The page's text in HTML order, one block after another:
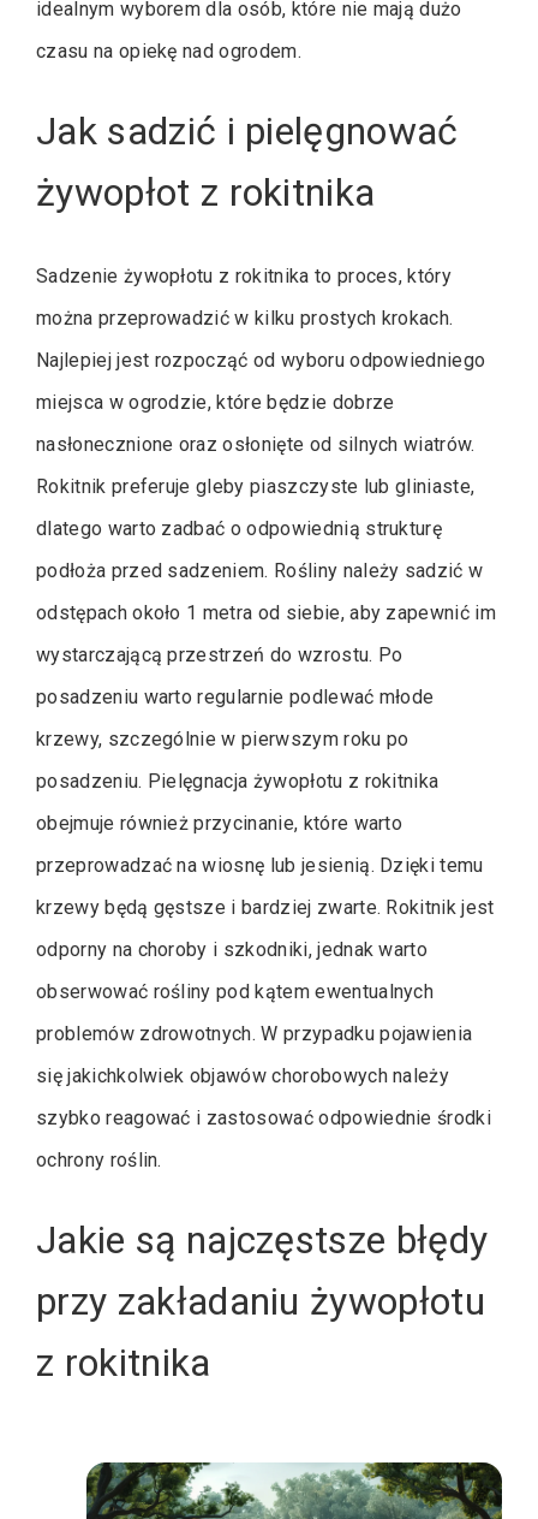
idealnym wyborem dla osób, które nie mają dużo
czasu na opiekę nad ogrodem.
Jak sadzić i pielęgnować
żywopłot z rokitnika
Sadzenie żywopłotu z rokitnika to proces, który
można przeprowadzić w kilku prostych krokach.
Najlepiej jest rozpocząć od wyboru odpowiedniego
miejsca w ogrodzie, które będzie dobrze
nasłonecznione oraz osłonięte od silnych wiatrów.
Rokitnik preferuje gleby piaszczyste lub gliniaste,
dlatego warto zadbać o odpowiednią strukturę
podłoża przed sadzeniem. Rośliny należy sadzić w
odstępach około 1 metra od siebie, aby zapewnić im
wystarczającą przestrzeń do wzrostu. Po
posadzeniu warto regularnie podlewać młode
krzewy, szczególnie w pierwszym roku po
posadzeniu. Pielęgnacja żywopłotu z rokitnika
obejmuje również przycinanie, które warto
przeprowadzać na wiosnę lub jesienią. Dzięki temu
krzewy będą gęstsze i bardziej zwarte. Rokitnik jest
odporny na choroby i szkodniki, jednak warto
obserwować rośliny pod kątem ewentualnych
problemów zdrowotnych. W przypadku pojawienia
się jakichkolwiek objawów chorobowych należy
szybko reagować i zastosować odpowiednie środki
ochrony roślin.
Jakie są najczęstsze błędy
przy zakładaniu żywopłotu
z rokitnika